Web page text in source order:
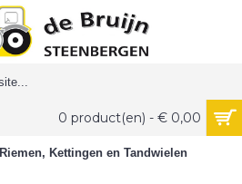
0 product(en) - € 0,00
Riemen, Kettingen en Tandwielen